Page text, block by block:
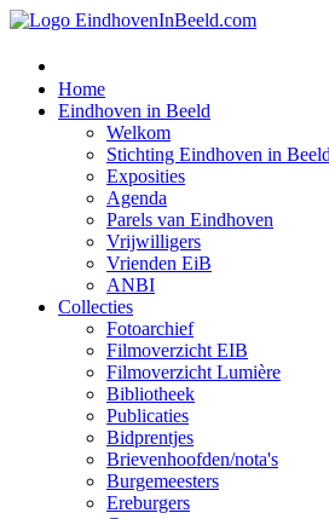
Home
Eindhoven in Beeld
Welkom
Stichting Eindhoven in Beeld
Exposities
Agenda
Parels van Eindhoven
Vrijwilligers
Vrienden EiB
ANBI
Collecties
Fotoarchief
Filmoverzicht EIB
Filmoverzicht Lumière
Bibliotheek
Publicaties
Bidprentjes
Brievenhoofden/nota's
Burgemeesters
Ereburgers